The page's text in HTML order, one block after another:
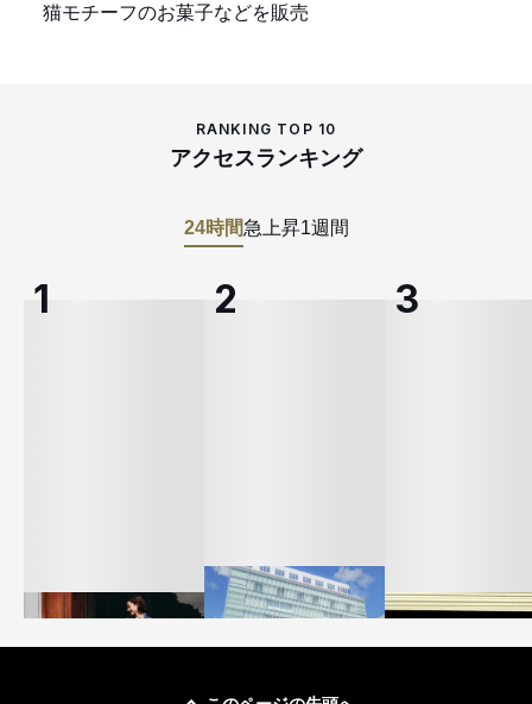
猫モチーフのお菓子などを販売
RANKING TOP 10
アクセスランキング
24時間急上昇1週間